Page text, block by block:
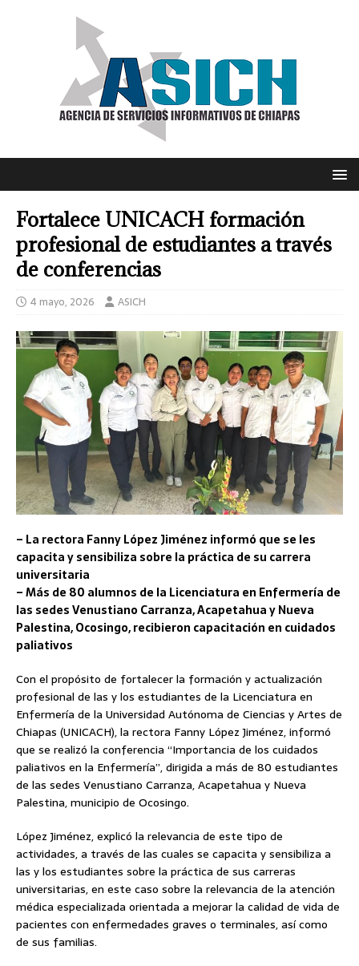
Fortalece UNICACH formación
profesional de estudiantes a través
de conferencias
4 mayo, 2026 ASICH
– La rectora Fanny López Jiménez informó que se les
capacita y sensibiliza sobre la práctica de su carrera
universitaria
– Más de 80 alumnos de la Licenciatura en Enfermería de
las sedes Venustiano Carranza, Acapetahua y Nueva
Palestina, Ocosingo, recibieron capacitación en cuidados
paliativos
Con el propósito de fortalecer la formación y actualización
profesional de las y los estudiantes de la Licenciatura en
Enfermería de la Universidad Autónoma de Ciencias y Artes de
Chiapas (UNICACH), la rectora Fanny López Jiménez, informó
que se realizó la conferencia “Importancia de los cuidados
paliativos en la Enfermería”, dirigida a más de 80 estudiantes
de las sedes Venustiano Carranza, Acapetahua y Nueva
Palestina, municipio de Ocosingo.
López Jiménez, explicó la relevancia de este tipo de
actividades, a través de las cuales se capacita y sensibiliza a
las y los estudiantes sobre la práctica de sus carreras
universitarias, en este caso sobre la relevancia de la atención
médica especializada orientada a mejorar la calidad de vida de
pacientes con enfermedades graves o terminales, así como
de sus familias.